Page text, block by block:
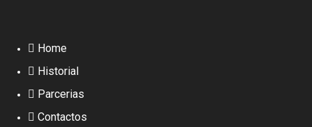
Home
Historial
Parcerias
Contactos